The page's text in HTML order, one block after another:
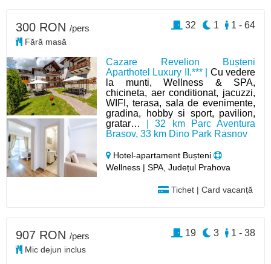
Cazare Revelion Bușteni
Aparthotel Luxury II.*** | Cu vedere
la munti, Wellness & SPA,
chicineta, aer conditionat, jacuzzi,
WIFI, terasa, sala de evenimente,
gradina, hobby si sport, pavilion,
gratar…
| 32 km Parc Aventura
Brasov, 33 km Dino Park Rasnov
Hotel-apartament Bușteni
Wellness | SPA, Județul Prahova
Tichet | Card vacanță
300 RON /pers
Fără masă
1 - 64
1
32
907 RON /pers
Mic dejun inclus
1 - 38
3
19